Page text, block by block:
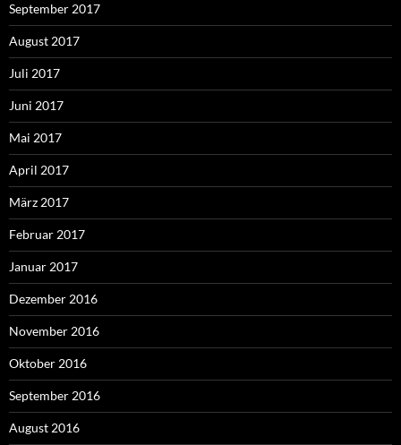
September 2017
August 2017
Juli 2017
Juni 2017
Mai 2017
April 2017
März 2017
Februar 2017
Januar 2017
Dezember 2016
November 2016
Oktober 2016
September 2016
August 2016